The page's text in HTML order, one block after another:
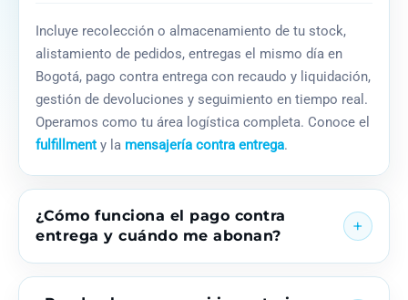
Incluye recolección o almacenamiento de tu stock,
alistamiento de pedidos, entregas el mismo día en
Bogotá, pago contra entrega con recaudo y liquidación,
gestión de devoluciones y seguimiento en tiempo real.
Operamos como tu área logística completa. Conoce el
fulfillment y la mensajería contra entrega.
¿Cómo funciona el pago contra
entrega y cuándo me abonan?
+